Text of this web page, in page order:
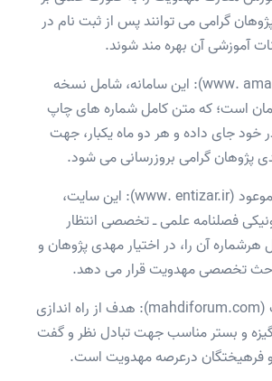
گرامی می توانند پس از ثبت نام در
آموزشی آن بهره مند شوند.
5.مجله امان (www. aman.ir): این سامانه، شامل نسخه
است؛ که متن کامل شماره های چاپ
خود جای داده و هر دو ماه یکبار، جهت
پژوهان گرامی بروزرسانی می شود.
6. فصلنامه انتظار موعود (www. entizar.ir): این سایت،
فصلنامه علمی ـ تخصصی انتظار
آن را، در اختیار مهدی پژوهان و
تخصصی مهدویت قرار می دهد.
7. باشگاه مهدویت (mahdiforum.com): هدف از راه اندازی
و بستر مناسب جهت تبادل نظر و گفت
فرهیختگان درعرصه مهدویت است.